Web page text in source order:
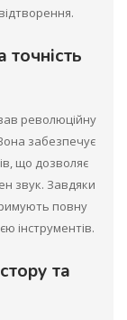
точність
революційну
забезпечує
що дозволяє
звук. Завдяки
повну
інструментів.
та